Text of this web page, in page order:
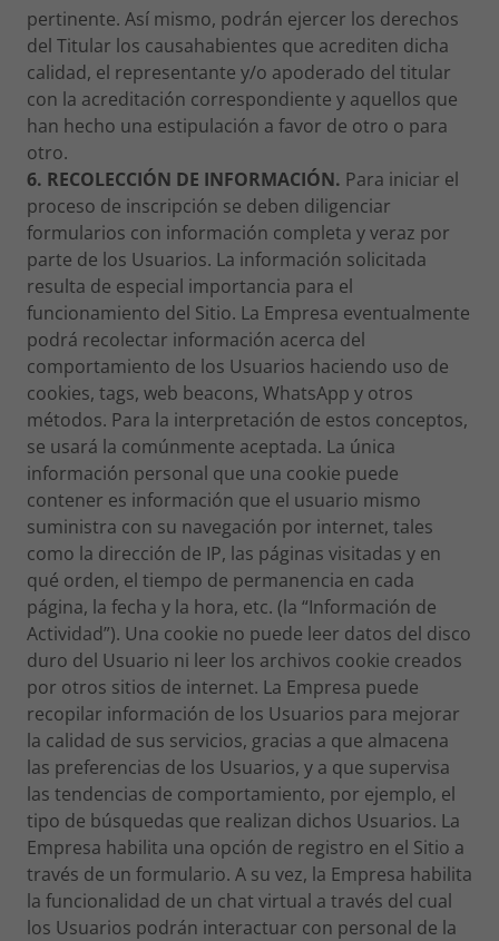
pertinente. Así mismo, podrán ejercer los derechos
del Titular los causahabientes que acrediten dicha
calidad, el representante y/o apoderado del titular
con la acreditación correspondiente y aquellos que
han hecho una estipulación a favor de otro o para
otro.
6. RECOLECCIÓN DE INFORMACIÓN. Para iniciar el
proceso de inscripción se deben diligenciar
formularios con información completa y veraz por
parte de los Usuarios. La información solicitada
resulta de especial importancia para el
funcionamiento del Sitio. La Empresa eventualmente
podrá recolectar información acerca del
comportamiento de los Usuarios haciendo uso de
cookies, tags, web beacons, WhatsApp y otros
métodos. Para la interpretación de estos conceptos,
se usará la comúnmente aceptada. La única
información personal que una cookie puede
contener es información que el usuario mismo
suministra con su navegación por internet, tales
como la dirección de IP, las páginas visitadas y en
qué orden, el tiempo de permanencia en cada
página, la fecha y la hora, etc. (la “Información de
Actividad”). Una cookie no puede leer datos del disco
duro del Usuario ni leer los archivos cookie creados
por otros sitios de internet. La Empresa puede
recopilar información de los Usuarios para mejorar
la calidad de sus servicios, gracias a que almacena
las preferencias de los Usuarios, y a que supervisa
las tendencias de comportamiento, por ejemplo, el
tipo de búsquedas que realizan dichos Usuarios. La
Empresa habilita una opción de registro en el Sitio a
través de un formulario. A su vez, la Empresa habilita
la funcionalidad de un chat virtual a través del cual
los Usuarios podrán interactuar con personal de la